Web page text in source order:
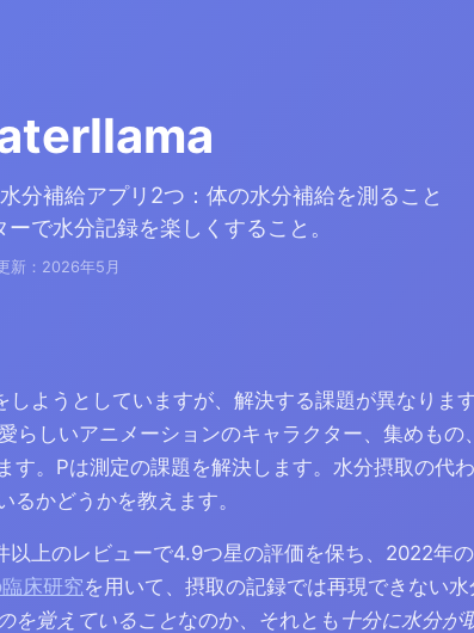
分補給アプリ2つ：体の水分補給を測ること
で水分記録を楽しくすること。
新：2026年5月
ようとしていますが、解決する課題が異なります
らしいアニメーションのキャラクター、集めもの
。Pは測定の課題を解決します。水分摂取の代
かどうかを教えます。
上のレビューで4.9つ星の評価を保ち、2022年
床研究を用いて、摂取の記録では再現できない
を覚えていることなのか、それとも 十分に水分が